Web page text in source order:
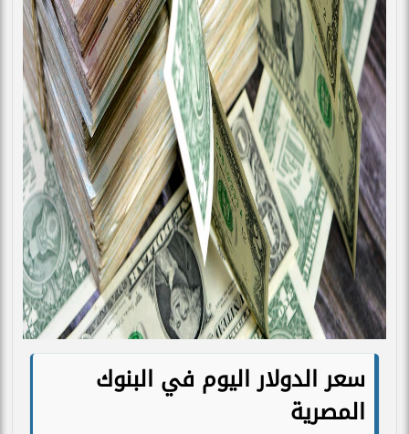
سعر الدولار اليوم في البنوك
المصرية